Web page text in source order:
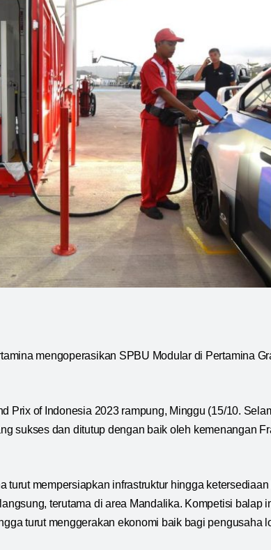
mengoperasikan SPBU Modular di Pertamina
Prix of Indonesia 2023 rampung, Minggu (15/10.
sukses dan ditutup dengan baik oleh kemenangan
turut mempersiapkan infrastruktur hingga
terutama di area Mandalika. Kompetisi balap
turut menggerakan ekonomi baik bagi pengusaha